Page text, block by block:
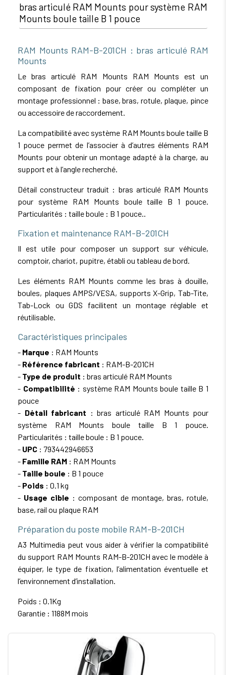
bras articulé RAM Mounts pour système RAM
Mounts boule taille B 1 pouce
RAM Mounts RAM-B-201CH : bras articulé RAM
Mounts
Le bras articulé RAM Mounts RAM Mounts est un
composant de fixation pour créer ou compléter un
montage professionnel : base, bras, rotule, plaque, pince
ou accessoire de raccordement.
La compatibilité avec système RAM Mounts boule taille B
1 pouce permet de l’associer à d’autres éléments RAM
Mounts pour obtenir un montage adapté à la charge, au
support et à l’angle recherché.
Détail constructeur traduit : bras articulé RAM Mounts
pour système RAM Mounts boule taille B 1 pouce.
Particularités : taille boule : B 1 pouce..
Fixation et maintenance RAM-B-201CH
Il est utile pour composer un support sur véhicule,
comptoir, chariot, pupitre, établi ou tableau de bord.
Les éléments RAM Mounts comme les bras à douille,
boules, plaques AMPS/VESA, supports X-Grip, Tab-Tite,
Tab-Lock ou GDS facilitent un montage réglable et
réutilisable.
Caractéristiques principales
- Marque : RAM Mounts
- Référence fabricant : RAM-B-201CH
- Type de produit : bras articulé RAM Mounts
- Compatibilité : système RAM Mounts boule taille B 1
pouce
- Détail fabricant : bras articulé RAM Mounts pour
système RAM Mounts boule taille B 1 pouce.
Particularités : taille boule : B 1 pouce.
- UPC : 793442946653
- Famille RAM : RAM Mounts
- Taille boule : B 1 pouce
- Poids : 0.1 kg
- Usage cible : composant de montage, bras, rotule,
base, rail ou plaque RAM
Préparation du poste mobile RAM-B-201CH
A3 Multimedia peut vous aider à vérifier la compatibilité
du support RAM Mounts RAM-B-201CH avec le modèle à
équiper, le type de fixation, l’alimentation éventuelle et
l’environnement d’installation.
Poids : 0.1Kg
Garantie : 1188M mois